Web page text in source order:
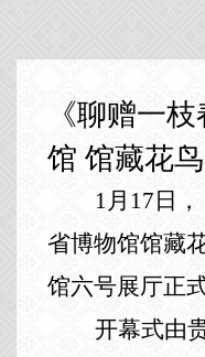
《聊赠一
馆 馆藏花
1月17日
省博物馆馆藏
馆六号展厅正
开幕式由